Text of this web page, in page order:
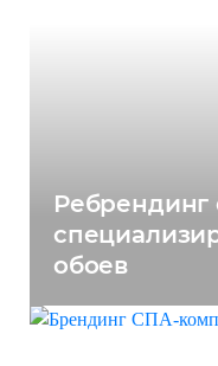
Ребрендинг
обоев